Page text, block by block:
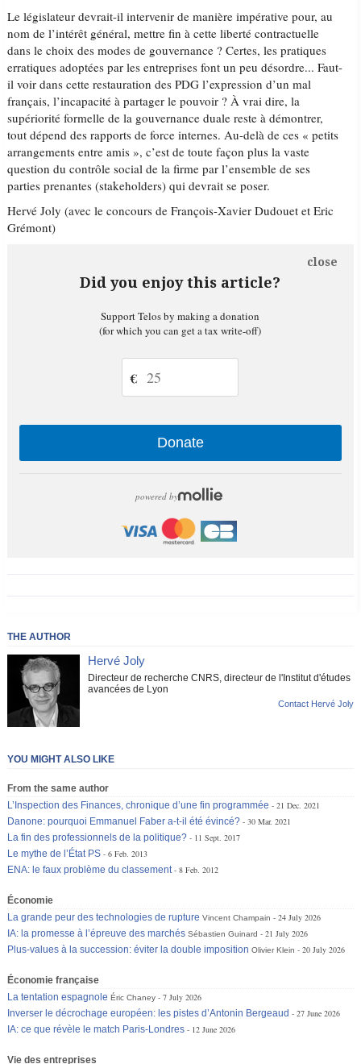
Le législateur devrait-il intervenir de manière impérative pour, au
nom de l’intérêt général, mettre fin à cette liberté contractuelle
dans le choix des modes de gouvernance ? Certes, les pratiques
erratiques adoptées par les entreprises font un peu désordre... Faut-
il voir dans cette restauration des PDG l’expression d’un mal
français, l’incapacité à partager le pouvoir ? À vrai dire, la
supériorité formelle de la gouvernance duale reste à démontrer,
tout dépend des rapports de force internes. Au-delà de ces « petits
arrangements entre amis », c’est de toute façon plus la vaste
question du contrôle social de la firme par l’ensemble de ses
parties prenantes (stakeholders) qui devrait se poser.
Hervé Joly (avec le concours de François-Xavier Dudouet et Eric
Grémont)
Did you enjoy this article?
close
Support Telos by making a donation
(for which you can get a tax write-off)
€
Donate
powered by
THE AUTHOR
Hervé Joly
Directeur de recherche CNRS, directeur de l'Institut d'études
avancées de Lyon
Contact Hervé Joly
YOU MIGHT ALSO LIKE
From the same author
L’Inspection des Finances, chronique d’une fin programmée
21 Dec. 2021
Danone: pourquoi Emmanuel Faber a-t-il été évincé?
30 Mar. 2021
La fin des professionnels de la politique?
11 Sept. 2017
Le mythe de l’État PS
6 Feb. 2013
ENA: le faux problème du classement
8 Feb. 2012
Économie
La grande peur des technologies de rupture Vincent Champain
24 July 2026
IA: la promesse à l’épreuve des marchés Sébastien Guinard
21 July 2026
Plus-values à la succession: éviter la double imposition Olivier Klein 20 July 2026
Économie française
La tentation espagnole Éric Chaney
7 July 2026
Inverser le décrochage européen: les pistes d’Antonin Bergeaud
27 June 2026
IA: ce que révèle le match Paris-Londres
12 June 2026
Vie des entreprises